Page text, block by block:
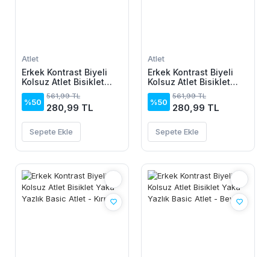
Atlet
Erkek Kontrast Biyeli
Kolsuz Atlet Bisiklet
Yaka Yazlık Basic Atlet
- Mor
%50
561,99 TL
280,99 TL
Sepete Ekle
Atlet
Erkek Kontrast Biyeli
Kolsuz Atlet Bisiklet
Yaka Yazlık Basic Atlet
- Sarı
%50
561,99 TL
280,99 TL
Sepete Ekle